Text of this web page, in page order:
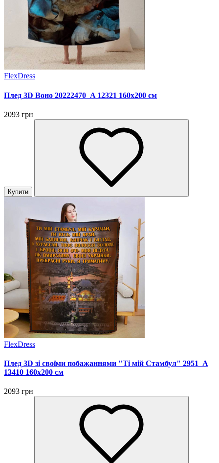
FlexDress
Плед 3D Воно 20222470_A 12321 160х200 см
2093 грн
Купити
FlexDress
Плед 3D зі своїми побажаннями "Ті мій Стамбул" 2951_A
13410 160х200 см
2093 грн